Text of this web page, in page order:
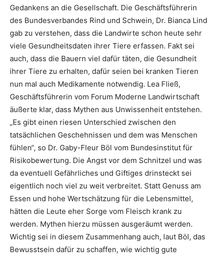
Gedankens an die Gesellschaft. Die Geschäftsführerin
des Bundesverbandes Rind und Schwein, Dr. Bianca Lind
gab zu verstehen, dass die Landwirte schon heute sehr
viele Gesundheitsdaten ihrer Tiere erfassen. Fakt sei
auch, dass die Bauern viel dafür täten, die Gesundheit
ihrer Tiere zu erhalten, dafür seien bei kranken Tieren
nun mal auch Medikamente notwendig. Lea Fließ,
Geschäftsführerin vom Forum Moderne Landwirtschaft
äußerte klar, dass Mythen aus Unwissenheit entstehen.
„Es gibt einen riesen Unterschied zwischen den
tatsächlichen Geschehnissen und dem was Menschen
fühlen“, so Dr. Gaby-Fleur Böl vom Bundesinstitut für
Risikobewertung. Die Angst vor dem Schnitzel und was
da eventuell Gefährliches und Giftiges drinsteckt sei
eigentlich noch viel zu weit verbreitet. Statt Genuss am
Essen und hohe Wertschätzung für die Lebensmittel,
hätten die Leute eher Sorge vom Fleisch krank zu
werden. Mythen hierzu müssen ausgeräumt werden.
Wichtig sei in diesem Zusammenhang auch, laut Böl, das
Bewusstsein dafür zu schaffen, wie wichtig gute